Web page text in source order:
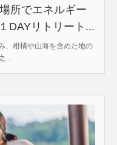
所でエネルギー
DAYリトリート...
、柑橘や山海を含めた地の